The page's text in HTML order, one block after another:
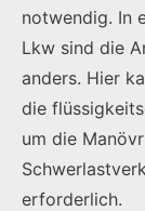
notwendig. In
Lkw sind die
anders. Hier
die
um die
erforderlich.